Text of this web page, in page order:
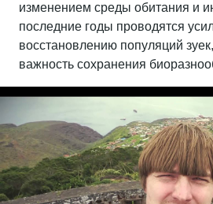
изменением среды обитания и
последние годы проводятся
восстановлению популяций
важность сохранения